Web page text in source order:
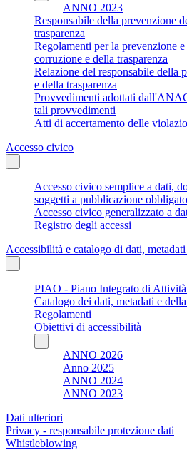
ANNO 2023
Responsabile della prevenzione
trasparenza
Regolamenti per la prevenzione
corruzione e della trasparenza
Relazione del responsabile della
e della trasparenza
Provvedimenti adottati
tali provvedimenti
Atti di accertamento delle
Accesso civico
Accesso civico semplice a dati,
soggetti a pubblicazione
Accesso civico generalizzato a
Registro degli accessi
Accessibilità e catalogo di dati,
PIAO - Piano Integrato di
Catalogo dei dati, metadati e
Regolamenti
Obiettivi di accessibilità
ANNO 2026
Anno 2025
ANNO 2024
ANNO 2023
Dati ulteriori
Privacy - responsabile protezione dati
Whistleblowing